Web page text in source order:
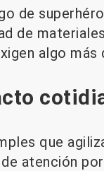
de
de
algo
que
atención